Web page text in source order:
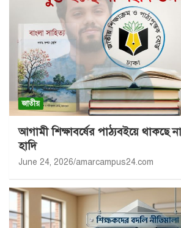
জাতীয়
আগামী শিক্ষাবর্ষের পাঠ্যবইয়ে থাকছে
হাদি
June 24, 2026 amarcampus24.com